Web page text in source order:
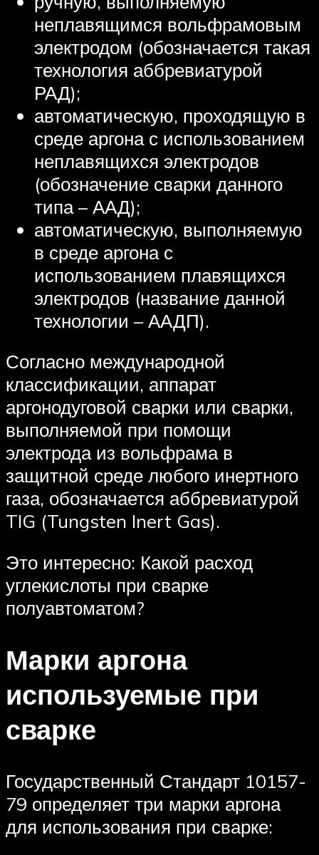
неплавящимся вольфрамовым
электродом (обозначается такая
технология аббревиатурой
РАД);
автоматическую, проходящую в
среде аргона с использованием
неплавящихся электродов
(обозначение сварки данного
типа – ААД);
автоматическую, выполняемую
в среде аргона с
использованием плавящихся
электродов (название данной
технологии – ААДП).
Согласно международной
классификации, аппарат
аргонодуговой сварки или сварки,
выполняемой при помощи
электрода из вольфрама в
защитной среде любого инертного
газа, обозначается аббревиатурой
TIG (Tungsten Inert Gas).
Это интересно: Какой расход
углекислоты при сварке
полуавтоматом?
Марки аргона
используемые при
сварке
Государственный Стандарт 10157-
79 определяет три марки аргона
для использования при сварке: